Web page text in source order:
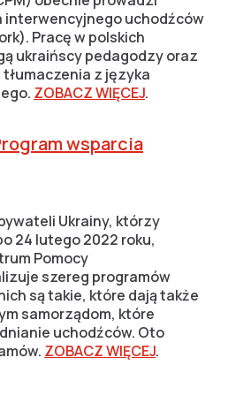
uchodźców
Pracę w polskich
ukraińscy pedagodzy oraz
z języka
ZOBACZ WIĘCEJ.
wsparcia
Ukrainy, którzy
24 lutego 2022 roku,
Pomocy
szereg programów
są takie, które dają także
samorządom, które
uchodźców. Oto
ZOBACZ WIĘCEJ.